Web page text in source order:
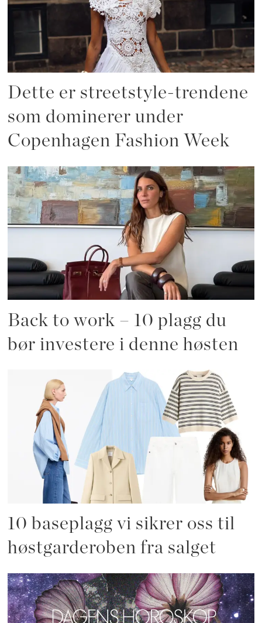
Dette er streetstyle-trendene
som dominerer under
Copenhagen Fashion Week
Back to work – 10 plagg du
bør investere i denne høsten
10 baseplagg vi sikrer oss til
høstgarderoben fra salget